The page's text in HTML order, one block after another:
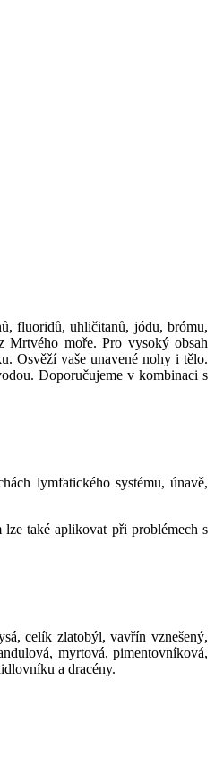
fluoridů, uhličitanů, jódu, brómu,
Mrtvého moře. Pro vysoký obsah
Osvěží vaše unavené nohy i tělo.
Doporučujeme v kombinaci s
lymfatického systému, únavě,
také aplikovat při problémech s
celík zlatobýl, vavřín vznešený,
myrtová, pimentovníková,
a dracény.